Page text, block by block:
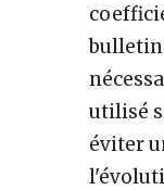
utilisé
éviter